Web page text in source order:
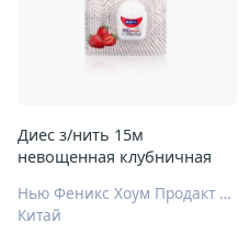
Диес з/нить 15м
невощенная клубничная
Нью Феникс Хоум Продакт Маньюфэктори Ко Лтд
Китай